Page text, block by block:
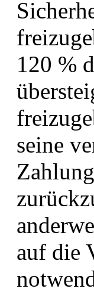
120 %
seine
auf die